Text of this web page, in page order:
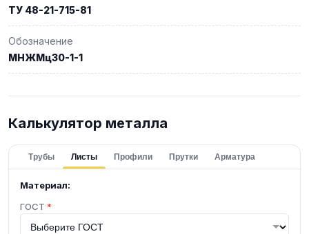
ТУ 48-21-715-81
Обозначение
МНЖМц30-1-1
Калькулятор металла
Трубы Листы Профили Прутки Арматура
Материал:
ГОСТ *